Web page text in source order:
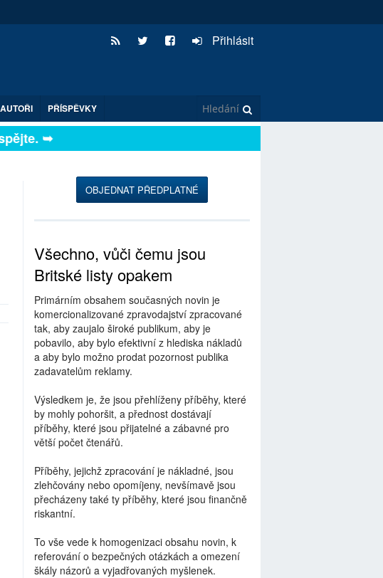
Přihlásit
AUTOŘI PŘÍSPĚVKY
➥
OBJEDNAT PŘEDPLATNÉ
Všechno, vůči čemu jsou
Britské listy opakem
Primárním obsahem současných novin je
komercionalizované zpravodajství zpracované
tak, aby zaujalo široké publikum, aby je
pobavilo, aby bylo efektivní z hlediska nákladů
a aby bylo možno prodat pozornost publika
zadavatelům reklamy.
Výsledkem je, že jsou přehlíženy příběhy, které
by mohly pohoršit, a přednost dostávají
příběhy, které jsou přijatelné a zábavné pro
větší počet čtenářů.
Příběhy, jejichž zpracování je nákladné, jsou
zlehčovány nebo opomíjeny, nevšímavě jsou
přecházeny také ty příběhy, které jsou finančně
riskantní.
To vše vede k homogenizaci obsahu novin, k
referování o bezpečných otázkách a omezení
škály názorů a vyjadřovaných myšlenek.